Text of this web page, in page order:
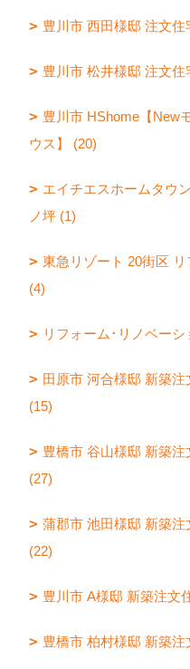
豊川市 西田様邸 注文住
豊川市 松井様邸 注文住
豊川市 HShome【New
ウス】 (20)
エイチエスホームタウ
ノ坪 (1)
東急リゾート 20街区 リ
(4)
リフォーム･リノベーシ
田原市 河合様邸 新築注
(15)
豊橋市 谷山様邸 新築注
(27)
蒲郡市 池田様邸 新築注
(22)
豊川市 A様邸 新築注文
豊橋市 柏村様邸 新築注